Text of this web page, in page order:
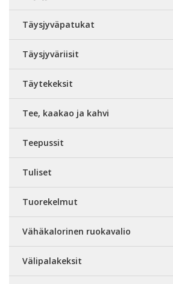
Täysjyväpatukat
Täysjyväriisit
Täytekeksit
Tee, kaakao ja kahvi
Teepussit
Tuliset
Tuorekelmut
Vähäkalorinen ruokavalio
Välipalakeksit